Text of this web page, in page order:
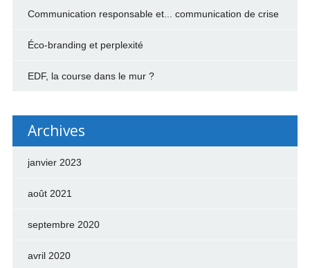
Communication responsable et... communication de crise
Éco-branding et perplexité
EDF, la course dans le mur ?
Archives
janvier 2023
août 2021
septembre 2020
avril 2020